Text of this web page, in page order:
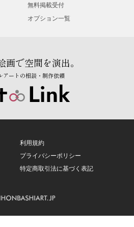
無料掲載受付
オプション一覧
画で空間を演出。
アートの相談・制作依頼
利用規約
プライバシーポリシー
特定商取引法に基づく表記